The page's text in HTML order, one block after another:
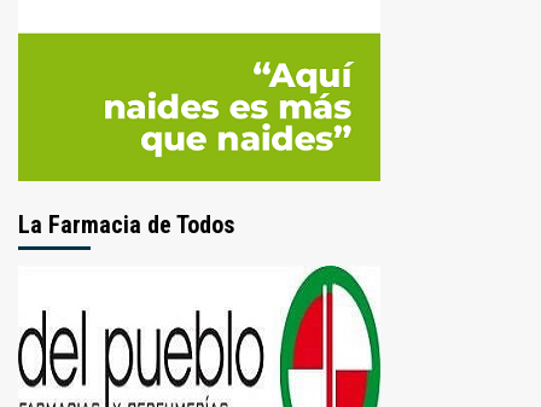
La Farmacia de Todos